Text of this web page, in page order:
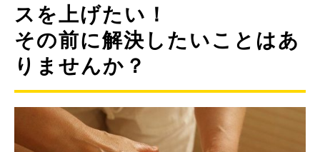
スを上げたい！
その前に解決したいことはあ
りませんか？